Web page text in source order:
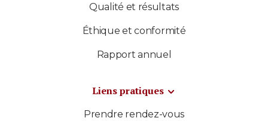
Qualité et résultats
Éthique et conformité
Rapport annuel
Liens pratiques
Prendre rendez-vous